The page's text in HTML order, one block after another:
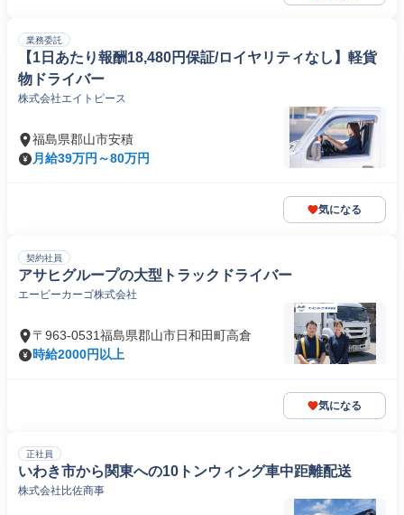
業務委託
【1日あたり報酬18,480円保証/ロイヤリティなし】軽貨
物ドライバー
株式会社エイトピース
福島県郡山市安積
月給39万円～80万円
気になる
契約社員
アサヒグループの大型トラックドライバー
エービーカーゴ株式会社
〒963-0531福島県郡山市日和田町高倉
時給2000円以上
気になる
正社員
いわき市から関東への10トンウィング車中距離配送
株式会社比佐商事